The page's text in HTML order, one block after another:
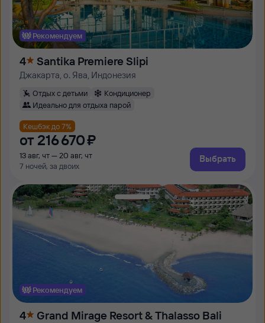
Рекомендуем
4 Santika Premiere Slipi
Джакарта, о. Ява, Индонезия
Отдых с детьми
Кондиционер
Идеально для отдыха парой
Кешбэк до 7%
от 216 ⁠670 ⁠₽
13 авг, чт — 20 авг, чт
7 ночей, за двоих
Выбрать
Рекомендуем
4 Grand Mirage Resort & Thalasso Bali